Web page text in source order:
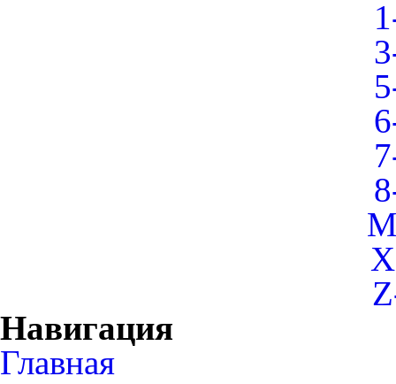
Навигация
Главная